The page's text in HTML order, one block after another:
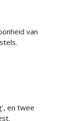
van
en twee